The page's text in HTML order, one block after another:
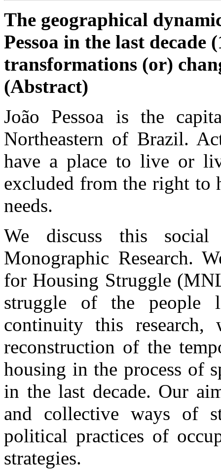
The geographical
Pessoa in the last decade
transformations (or)
(Abstract)
João Pessoa is the
Northeastern of Brazil.
have a place to live or
excluded from the right to
needs.
We discuss this
Monographic Research.
for Housing Struggle
struggle of the people
continuity this
reconstruction of the
housing in the process of
in the last decade. Our
and collective ways of
political practices of
strategies.